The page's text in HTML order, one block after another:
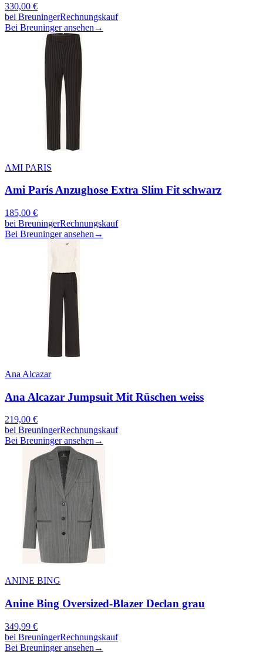
330,00 €
bei BreuningerRechnungskauf
Bei Breuninger ansehen →
AMI PARIS
Ami Paris Anzughose Extra Slim Fit schwarz
185,00 €
bei BreuningerRechnungskauf
Bei Breuninger ansehen →
Ana Alcazar
Ana Alcazar Jumpsuit Mit Rüschen weiss
219,00 €
bei BreuningerRechnungskauf
Bei Breuninger ansehen →
ANINE BING
Anine Bing Oversized-Blazer Declan grau
349,99 €
bei BreuningerRechnungskauf
Bei Breuninger ansehen →